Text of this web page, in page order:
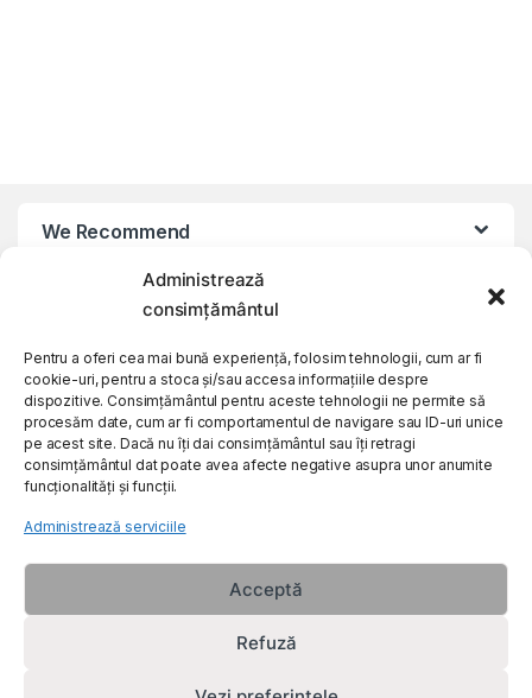
Administrează
consimțământul
Pentru a oferi cea mai bună experiență, folosim tehnologii, cum ar fi
cookie-uri, pentru a stoca și/sau accesa informațiile despre
dispozitive. Consimțământul pentru aceste tehnologii ne permite să
procesăm date, cum ar fi comportamentul de navigare sau ID-uri unice
pe acest site. Dacă nu îți dai consimțământul sau îți retragi
consimțământul dat poate avea afecte negative asupra unor anumite
funcționalități și funcții.
Administrează serviciile
Acceptă
Refuză
We Recommend
My Account
Customer Care
About Us